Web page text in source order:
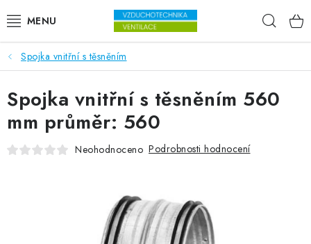
VENTILÁTORY
VZDUCHOTECHNIKA
REKUPERACE
Spojka vnitřní s těsněním
Spojka vnitřní s těsněním 560
mm průměr: 560
Neohodnoceno Podrobnosti hodnocení